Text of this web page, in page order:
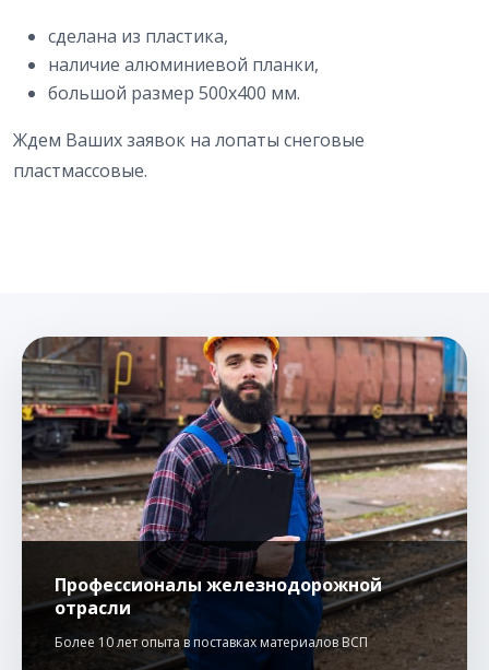
сделана из пластика,
наличие алюминиевой планки,
большой размер 500х400 мм.
Ждем Ваших заявок на лопаты снеговые
пластмассовые.
Профессионалы железнодорожной
отрасли
Более 10 лет опыта в поставках материалов ВСП